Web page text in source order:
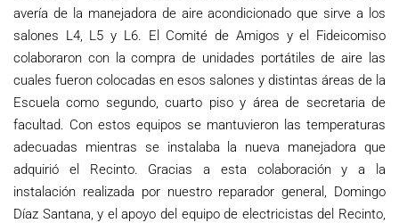
avería de la manejadora de aire acondicionado que sirve a los
salones L4, L5 y L6. El Comité de Amigos y el Fideicomiso
colaboraron con la compra de unidades portátiles de aire las
cuales fueron colocadas en esos salones y distintas áreas de la
Escuela como segundo, cuarto piso y área de secretaria de
facultad. Con estos equipos se mantuvieron las temperaturas
adecuadas mientras se instalaba la nueva manejadora que
adquirió el Recinto. Gracias a esta colaboración y a la
instalación realizada por nuestro reparador general, Domingo
Díaz Santana, y el apoyo del equipo de electricistas del Recinto,